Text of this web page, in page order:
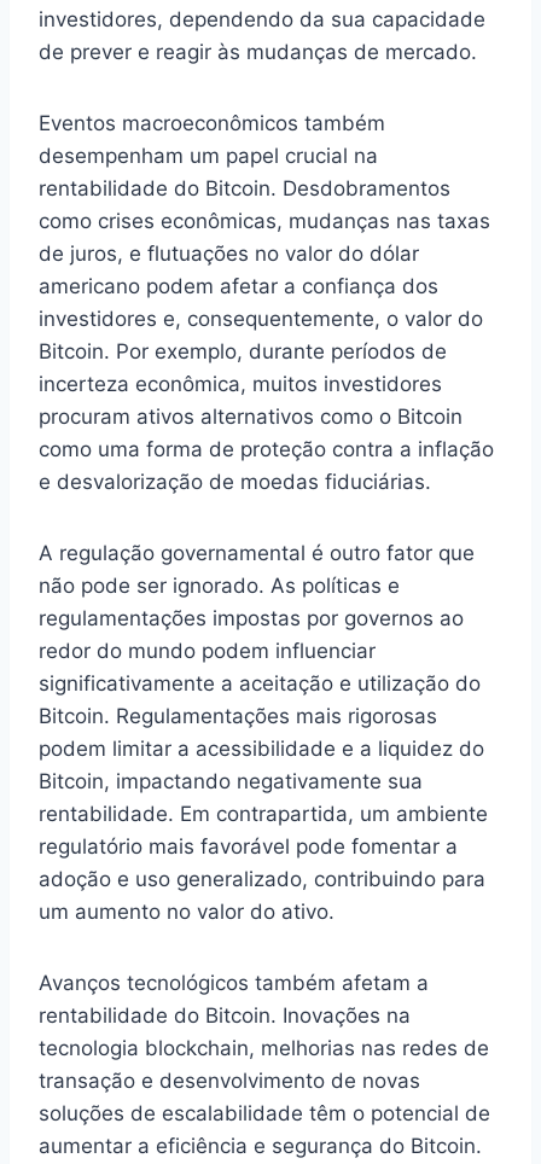
investidores, dependendo da sua capacidade
de prever e reagir às mudanças de mercado.
Eventos macroeconômicos também
desempenham um papel crucial na
rentabilidade do Bitcoin. Desdobramentos
como crises econômicas, mudanças nas taxas
de juros, e flutuações no valor do dólar
americano podem afetar a confiança dos
investidores e, consequentemente, o valor do
Bitcoin. Por exemplo, durante períodos de
incerteza econômica, muitos investidores
procuram ativos alternativos como o Bitcoin
como uma forma de proteção contra a inflação
e desvalorização de moedas fiduciárias.
A regulação governamental é outro fator que
não pode ser ignorado. As políticas e
regulamentações impostas por governos ao
redor do mundo podem influenciar
significativamente a aceitação e utilização do
Bitcoin. Regulamentações mais rigorosas
podem limitar a acessibilidade e a liquidez do
Bitcoin, impactando negativamente sua
rentabilidade. Em contrapartida, um ambiente
regulatório mais favorável pode fomentar a
adoção e uso generalizado, contribuindo para
um aumento no valor do ativo.
Avanços tecnológicos também afetam a
rentabilidade do Bitcoin. Inovações na
tecnologia blockchain, melhorias nas redes de
transação e desenvolvimento de novas
soluções de escalabilidade têm o potencial de
aumentar a eficiência e segurança do Bitcoin.